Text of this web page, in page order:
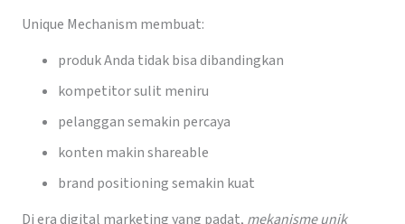
Unique Mechanism membuat:
produk Anda tidak bisa dibandingkan
kompetitor sulit meniru
pelanggan semakin percaya
konten makin shareable
brand positioning semakin kuat
Di era digital marketing yang padat, mekanisme unik